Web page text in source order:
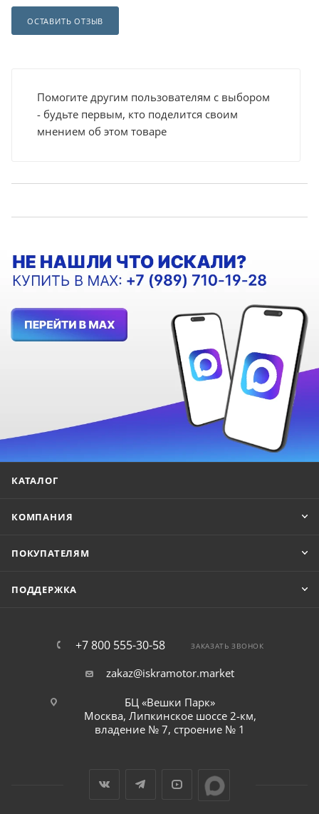
ОСТАВИТЬ ОТЗЫВ
Помогите другим пользователям с выбором
- будьте первым, кто поделится своим
мнением об этом товаре
КАТАЛОГ
КОМПАНИЯ
ПОКУПАТЕЛЯМ
ПОДДЕРЖКА
+7 800 555-30-58 ЗАКАЗАТЬ ЗВОНОК
zakaz@iskramotor.market
БЦ «Вешки Парк»
Москва, Липкинское шоссе 2-км,
владение № 7, строение № 1